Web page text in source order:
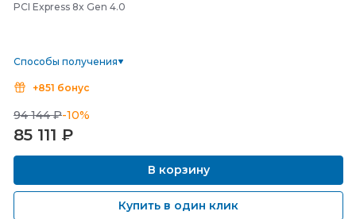
PCI Express 8x Gen 4.0
Способы получения
+851 бонус
94 144 ₽-10%
85 111 ₽
В корзину
Купить в один клик